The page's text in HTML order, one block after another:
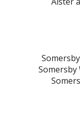
Somersby